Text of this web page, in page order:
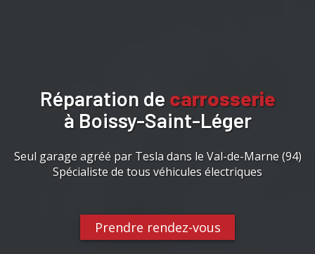
Réparation de carrosserie
à Boissy-Saint-Léger
Seul garage agréé par Tesla dans le Val-de-Marne (94)
Spécialiste de tous véhicules électriques
Prendre rendez-vous